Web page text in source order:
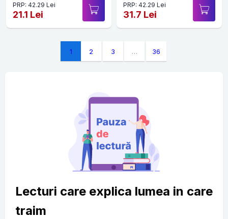
PRP: 42.29 Lei
21.1 Lei
PRP: 42.29 Lei
31.7 Lei
1 2 3 … 36
Lecturi care explica lumea in care
traim